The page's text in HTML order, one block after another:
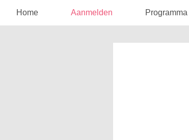
Home Aanmelden Programma